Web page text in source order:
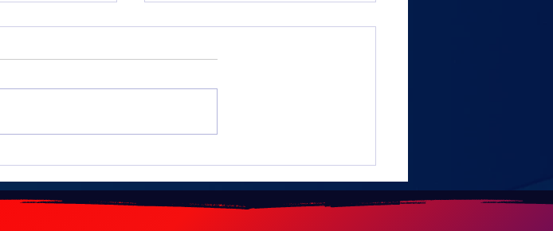
pour le plus long road trip du